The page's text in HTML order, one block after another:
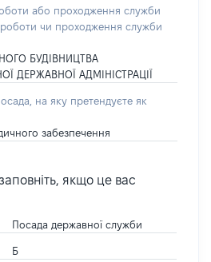
або проходження служби
роботи чи проходження служби
БУДІВНИЦТВА
ДЕРЖАВНОЇ АДМІНІСТРАЦІЇ
на яку претендуєте як
забезпечення
якщо це вас
Посада державної служби
Б